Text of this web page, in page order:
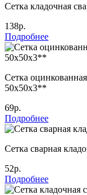
Сетка кладочная
138р.
Подробнее
Сетка
50х50х3**
69р.
Подробнее
Cетка сварная
52р.
Подробнее